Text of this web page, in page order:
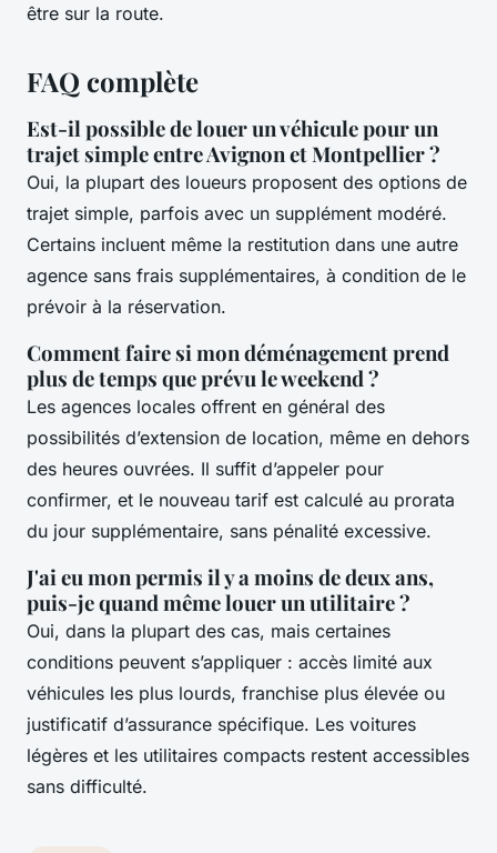
être sur la route.
FAQ complète
Est-il possible de louer un véhicule pour un
trajet simple entre Avignon et Montpellier ?
Oui, la plupart des loueurs proposent des options de
trajet simple, parfois avec un supplément modéré.
Certains incluent même la restitution dans une autre
agence sans frais supplémentaires, à condition de le
prévoir à la réservation.
Comment faire si mon déménagement prend
plus de temps que prévu le weekend ?
Les agences locales offrent en général des
possibilités d’extension de location, même en dehors
des heures ouvrées. Il suffit d’appeler pour
confirmer, et le nouveau tarif est calculé au prorata
du jour supplémentaire, sans pénalité excessive.
J'ai eu mon permis il y a moins de deux ans,
puis-je quand même louer un utilitaire ?
Oui, dans la plupart des cas, mais certaines
conditions peuvent s’appliquer : accès limité aux
véhicules les plus lourds, franchise plus élevée ou
justificatif d’assurance spécifique. Les voitures
légères et les utilitaires compacts restent accessibles
sans difficulté.